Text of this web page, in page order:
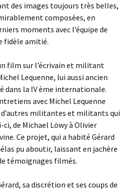
des images toujours très belles,
composées, en
moments avec l’équipe de
fidèle amitié.
film sur l’écrivain et militant
Lequenne, lui aussi ancien
dans la IV ème internationale.
avec Michel Lequenne
d’autres militantes et militants qui
de Michael Löwy à Olivier
Ce projet, qui a habité Gérard
pu aboutir, laissant en jachère
témoignages filmés.
sa discrétion et ses coups de